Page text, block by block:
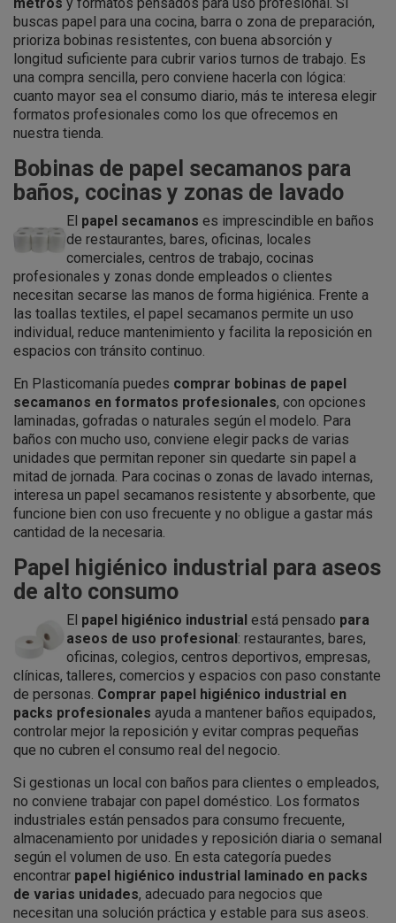
buscas papel para una cocina, barra o zona de preparación,
prioriza bobinas resistentes, con buena absorción y
longitud suficiente para cubrir varios turnos de trabajo. Es
una compra sencilla, pero conviene hacerla con lógica:
cuanto mayor sea el consumo diario, más te interesa elegir
formatos profesionales como los que ofrecemos en
nuestra tienda.
Bobinas de papel secamanos para
baños, cocinas y zonas de lavado
El papel secamanos es imprescindible en baños
de restaurantes, bares, oficinas, locales
comerciales, centros de trabajo, cocinas
profesionales y zonas donde empleados o clientes
necesitan secarse las manos de forma higiénica. Frente a
las toallas textiles, el papel secamanos permite un uso
individual, reduce mantenimiento y facilita la reposición en
espacios con tránsito continuo.
En Plasticomanía puedes comprar bobinas de papel
secamanos en formatos profesionales, con opciones
laminadas, gofradas o naturales según el modelo. Para
baños con mucho uso, conviene elegir packs de varias
unidades que permitan reponer sin quedarte sin papel a
mitad de jornada. Para cocinas o zonas de lavado internas,
interesa un papel secamanos resistente y absorbente, que
funcione bien con uso frecuente y no obligue a gastar más
cantidad de la necesaria.
Papel higiénico industrial para aseos
de alto consumo
El papel higiénico industrial está pensado para
aseos de uso profesional: restaurantes, bares,
oficinas, colegios, centros deportivos, empresas,
clínicas, talleres, comercios y espacios con paso constante
de personas. Comprar papel higiénico industrial en
packs profesionales ayuda a mantener baños equipados,
controlar mejor la reposición y evitar compras pequeñas
que no cubren el consumo real del negocio.
Si gestionas un local con baños para clientes o empleados,
no conviene trabajar con papel doméstico. Los formatos
industriales están pensados para consumo frecuente,
almacenamiento por unidades y reposición diaria o semanal
según el volumen de uso. En esta categoría puedes
encontrar papel higiénico industrial laminado en packs
de varias unidades, adecuado para negocios que
necesitan una solución práctica y estable para sus aseos.